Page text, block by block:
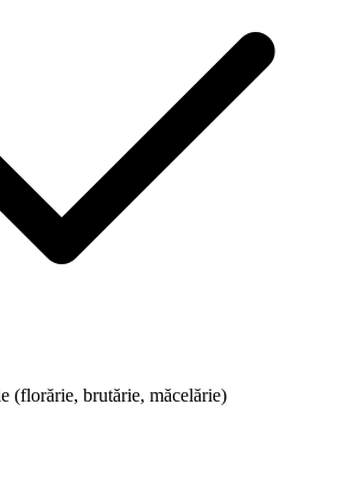
Online
(florărie, brutărie, măcelărie)